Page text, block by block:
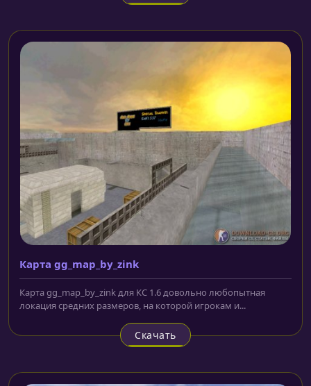
Карта gg_map_by_zink
Карта gg_map_by_zink для КС 1.6 довольно любопытная
локация средних размеров, на которой игрокам и...
Скачать